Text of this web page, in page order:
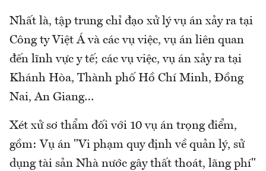
Nhất là, tập trung chỉ đạo xử lý vụ án xảy ra tại
Công ty Việt Á và các vụ việc, vụ án liên quan
đến lĩnh vực y tế; các vụ việc, vụ án xảy ra tại
Khánh Hòa, Thành phố Hồ Chí Minh, Đồng
Nai, An Giang…
Xét xử sơ thẩm đối với 10 vụ án trọng điểm,
gồm: Vụ án "Vi phạm quy định về quản lý, sử
dụng tài sản Nhà nước gây thất thoát, lãng phí"